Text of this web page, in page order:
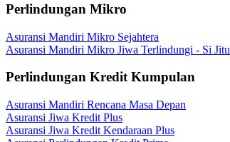
Perlindungan Mikro
Asuransi Mandiri Mikro Sejahtera
Asuransi Mandiri Mikro Jiwa Terlindungi - Si Jitu
Perlindungan Kredit Kumpulan
Asuransi Mandiri Rencana Masa Depan
Asuransi Jiwa Kredit Plus
Asuransi Jiwa Kredit Kendaraan Plus